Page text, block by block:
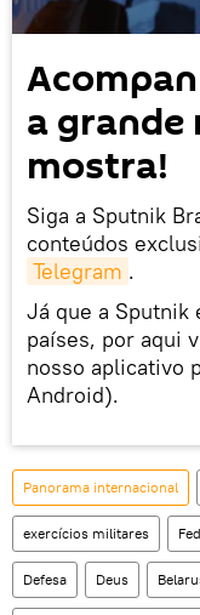
a grande
mostra!
Siga a Sputnik
conteúdos
Telegram .
Já que a Sputnik
países, por aqui
nosso aplicativo
Android).
Panorama internacional
exercícios militares
Defesa Deus